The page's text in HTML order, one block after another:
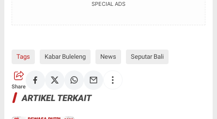
SPECIAL ADS
Tags Kabar Buleleng News Seputar Bali
Share
ARTIKEL TERKAIT